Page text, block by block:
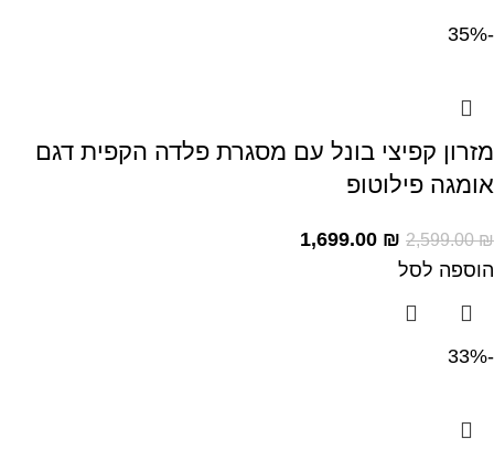
-35%
מזרון קפיצי בונל עם מסגרת פלדה הקפית דגם
אומגה פילוטופ
2,599.00₪
1,699.00 ₪
הוספה לסל
-33%